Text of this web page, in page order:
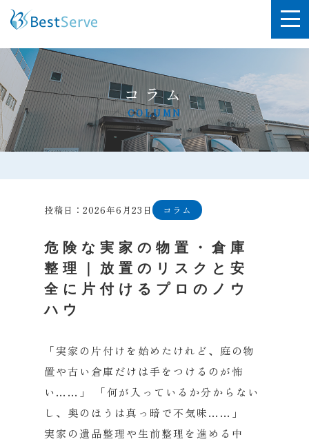
コラム
COLUMN
投稿日：2026年6月23日 コラム
危険な実家の物置・倉庫
整理｜放置のリスクと安
全に片付けるプロのノウ
ハウ
「実家の片付けを始めたけれど、庭の物
置や古い倉庫だけは手をつけるのが怖
い……」 「何が入っているか分からない
し、奥のほうは真っ暗で不気味……」
実家の遺品整理や生前整理を進める中